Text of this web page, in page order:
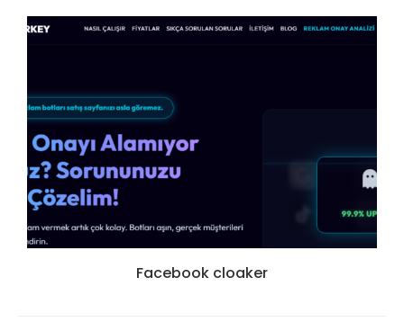
Facebook cloaker